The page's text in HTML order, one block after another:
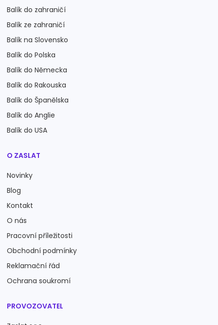
Balík do zahraničí
Balík ze zahraničí
Balík na Slovensko
Balík do Polska
Balík do Německa
Balík do Rakouska
Balík do Španělska
Balík do Anglie
Balík do USA
O ZASLAT
Novinky
Blog
Kontakt
O nás
Pracovní příležitosti
Obchodní podmínky
Reklamační řád
Ochrana soukromí
PROVOZOVATEL